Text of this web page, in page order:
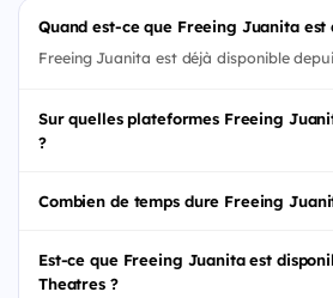
Quand est-ce que Freeing Juanita est
Freeing Juanita est déjà disponible
Sur quelles plateformes Freeing
?
Combien de temps dure Freeing
Est-ce que Freeing Juanita est
Theatres ?